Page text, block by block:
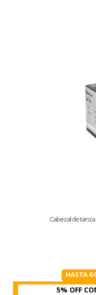
Cabezal de tanza
HASTA 6
5% OFF